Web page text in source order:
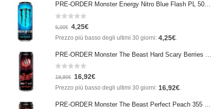
PRE-ORDER Monster Energy Nitro Blue Flash PL 500 ml IN ARRIVO IL 21 SETTEMBRE
Su 5
5,00€ 4,25€
Prezzo più basso degli ultimi 30 giorni: 4,25€.
Su 5
19,90€ 16,92€
Prezzo più basso degli ultimi 30 giorni: 16,92€.
PRE-ORDER Monster The Beast Perfect Peach 355 ml IN ARRIVO ENTRO IL 21 SETTEMBRE